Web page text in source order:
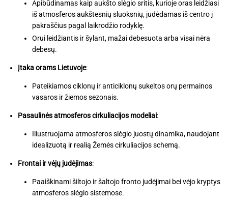
Apibūdinamas kaip aukšto slėgio sritis, kurioje oras leidžiasi
iš atmosferos aukštesnių sluoksnių, judėdamas iš centro į
pakraščius pagal laikrodžio rodyklę.
Orui leidžiantis ir šylant, mažai debesuota arba visai nėra
debesų.
Įtaka orams Lietuvoje:
Pateikiamos ciklonų ir anticiklonų sukeltos orų permainos
vasaros ir žiemos sezonais.
Pasaulinės atmosferos cirkuliacijos modeliai:
Iliustruojama atmosferos slėgio juostų dinamika, naudojant
idealizuotą ir realią Žemės cirkuliacijos schemą.
Frontai ir vėjų judėjimas:
Paaiškinami šiltojo ir šaltojo fronto judėjimai bei vėjo kryptys
atmosferos slėgio sistemose.